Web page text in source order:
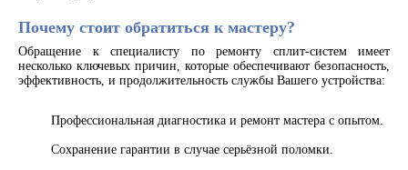
Почему стоит обратиться к мастеру?
Обращение к специалисту по ремонту сплит-систем имеет
несколько ключевых причин, которые обеспечивают безопасность,
эффективность, и продолжительность службы Вашего устройства:
Профессиональная диагностика и ремонт мастера с опытом.
Сохранение гарантии в случае серьёзной поломки.